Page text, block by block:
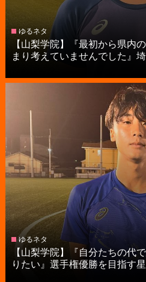
ゆるネタ
【山梨学院】『最初から県内
まり考えていませんでした』
ゆるネタ
【山梨学院】『自分たちの代
りたい』選手権優勝を目指す